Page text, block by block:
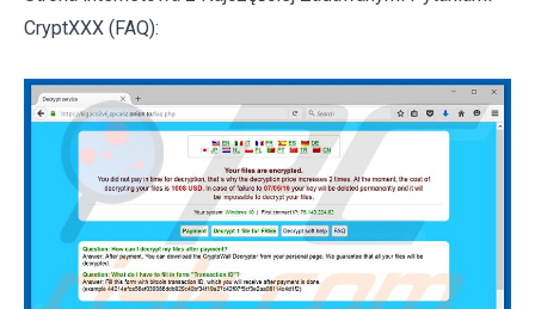
CryptXXX (FAQ):